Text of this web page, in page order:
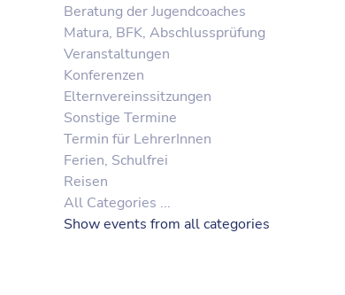
Beratung der Jugendcoaches
Matura, BFK, Abschlussprüfung
Veranstaltungen
Konferenzen
Elternvereinssitzungen
Sonstige Termine
Termin für LehrerInnen
Ferien, Schulfrei
Reisen
All Categories ...
Show events from all categories